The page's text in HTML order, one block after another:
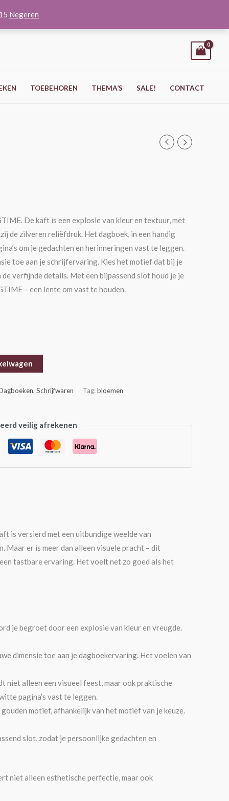
Negeren
TOEBEHOREN THEMA’S SALE! CONTACT
De kaft is een explosie van kleur en textuur, met
de zilveren reliëfdruk. Het dagboek, in een handig
om je gedachten en herinneringen vast te leggen.
toe aan je schrijfervaring. Kies het motief dat bij je
verfijnde details. Met een bijpassend slot houd je je
– een lente om vast te houden.
, Schrijfwaren Tag:bloemen
veilig afrekenen
is versierd met een uitbundige weelde van
Maar er is meer dan alleen visuele pracht – dit
tastbare ervaring. Het voelt net zo goed als het
je begroet door een explosie van kleur en vreugde.
dimensie toe aan je dagboekervaring. Het voelen van
niet alleen een visueel feest, maar ook praktische
pagina’s vast te leggen.
motief, afhankelijk van het motief van je keuze.
slot, zodat je persoonlijke gedachten en
niet alleen esthetische perfectie, maar ook